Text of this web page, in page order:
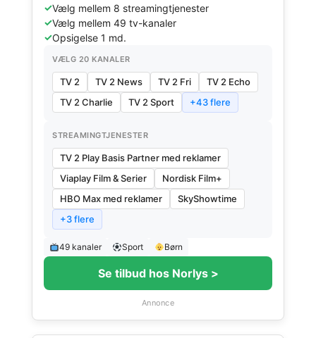
Vælg mellem 8 streamingtjenester
Vælg mellem 49 tv-kanaler
Opsigelse 1 md.
VÆLG 20 KANALER
TV 2 TV 2 News TV 2 Fri
TV 2 Echo
TV 2 Charlie
TV 2 Sport +43 flere
STREAMINGTJENESTER
TV 2 Play Basis Partner med reklamer
Viaplay Film & Serier
Nordisk Film+
HBO Max med reklamer
SkyShowtime
+3 flere
49 kanaler Sport Børn
Se tilbud hos Norlys >
Annonce